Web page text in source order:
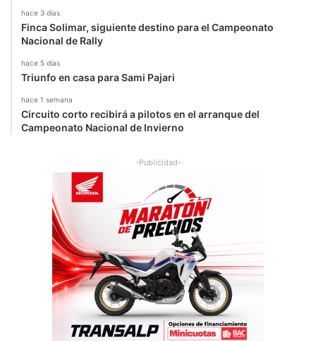
hace 3 días
Finca Solimar, siguiente destino para el Campeonato
Nacional de Rally
hace 5 días
Triunfo en casa para Sami Pajari
hace 1 semana
Circuito corto recibirá a pilotos en el arranque del
Campeonato Nacional de Invierno
-Publicidad-